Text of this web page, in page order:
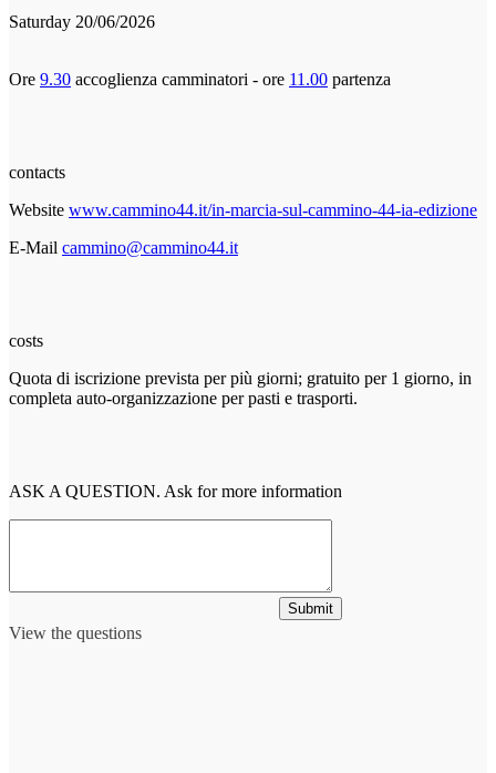
Saturday 20/06/2026
Ore 9.30 accoglienza camminatori - ore 11.00 partenza
contacts
Website www.cammino44.it/in-marcia-sul-cammino-44-ia-edizione
E-Mail cammino@cammino44.it
costs
Quota di iscrizione prevista per più giorni; gratuito per 1 giorno, in
completa auto-organizzazione per pasti e trasporti.
ASK A QUESTION. Ask for more information
View the questions
Submit